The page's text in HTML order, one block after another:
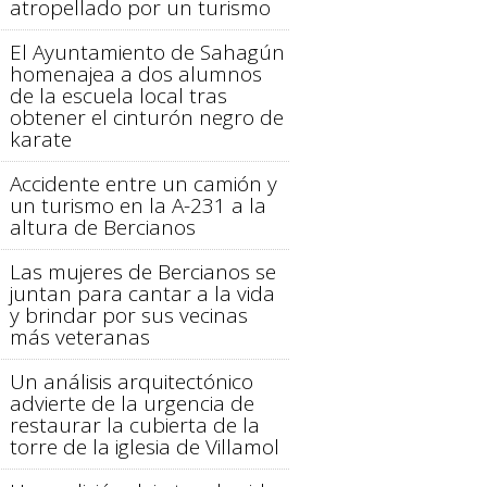
atropellado por un turismo
El Ayuntamiento de Sahagún
homenajea a dos alumnos
de la escuela local tras
obtener el cinturón negro de
karate
Accidente entre un camión y
un turismo en la A-231 a la
altura de Bercianos
Las mujeres de Bercianos se
juntan para cantar a la vida
y brindar por sus vecinas
más veteranas
Un análisis arquitectónico
advierte de la urgencia de
restaurar la cubierta de la
torre de la iglesia de Villamol